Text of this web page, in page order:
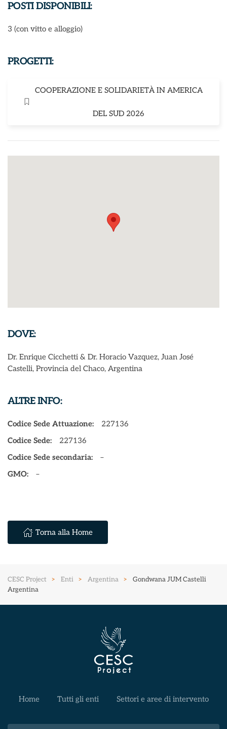
POSTI DISPONIBILI:
3 (con vitto e alloggio)
PROGETTI:
COOPERAZIONE E SOLIDARIETÀ IN AMERICA
DEL SUD 2026
DOVE:
Dr. Enrique Cicchetti & Dr. Horacio Vazquez, Juan José
Castelli, Provincia del Chaco, Argentina
ALTRE INFO:
Codice Sede Attuazione:
227136
Codice Sede:
227136
Codice Sede secondaria:
–
GMO:
–
Torna alla Home
CESC Project Enti Argentina
Gondwana JUM Castelli
Argentina
Home Tutti gli enti Settori e aree di intervento